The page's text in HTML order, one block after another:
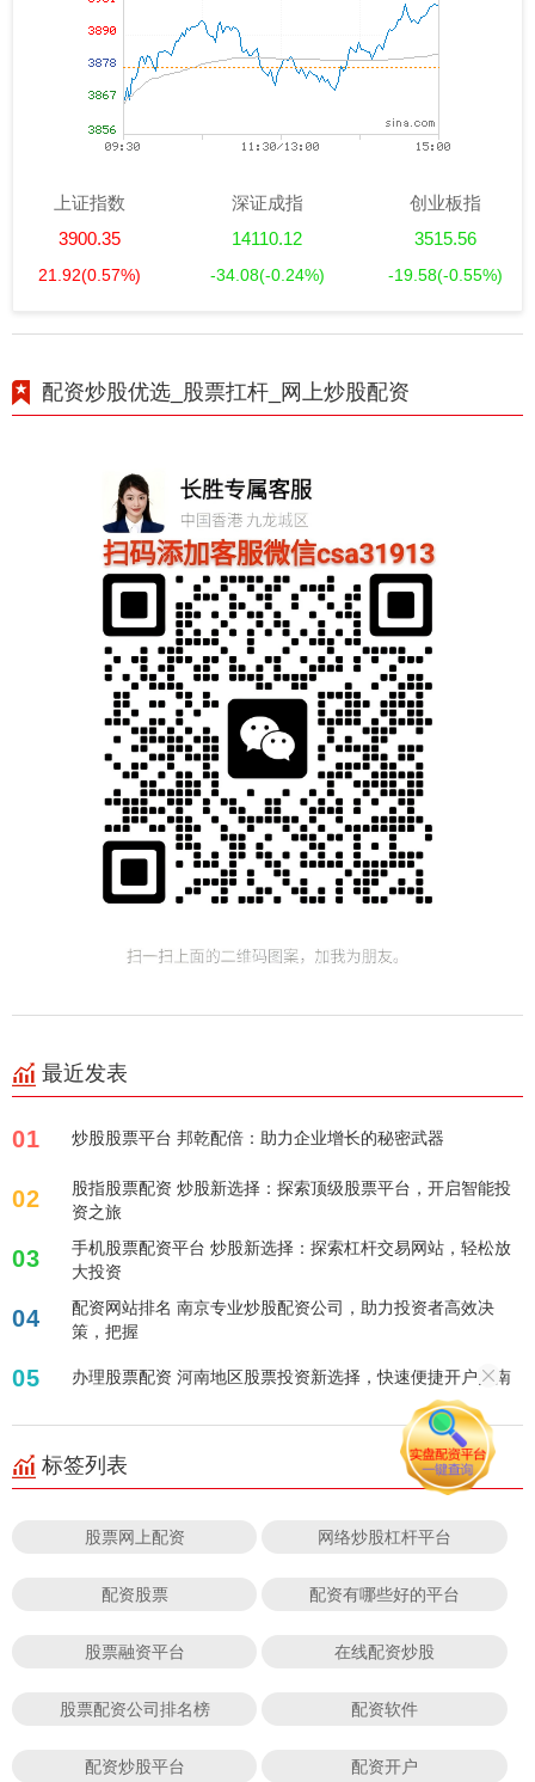
上证指数
3900.35
21.92(0.57%)
深证成指
14110.12
-34.08(-0.24%)
创业板指
3515.56
-19.58(-0.55%)
配资炒股优选_股票扛杆_网上炒股配资
最近发表
01 炒股股票平台 邦乾配倍：助力企业增长的秘密武器
02
股指股票配资 炒股新选择：探索顶级股票平台，开启智能投
资之旅
03
手机股票配资平台 炒股新选择：探索杠杆交易网站，轻松放
大投资
04
配资网站排名 南京专业炒股配资公司，助力投资者高效决
策，把握
05 办理股票配资 河南地区股票投资新选择，快速便捷开户指南
标签列表
股票网上配资 网络炒股杠杆平台
配资股票 配资有哪些好的平台
股票融资平台 在线配资炒股
股票配资公司排名榜 配资软件
配资炒股平台 配资开户